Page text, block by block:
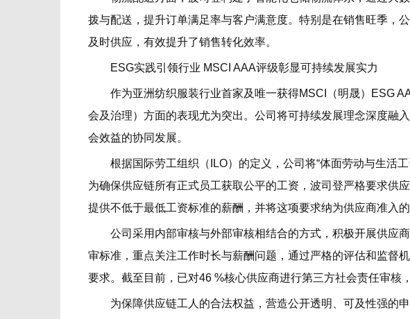
拨与配送，提升订单满足率与客户满意度。特别是在销售旺季，
及时供应，有效提升了销售转化效率。
ESG实践引领行业 MSCI AAA评级彰显可持续发展实力
作为亚洲纺织服装行业首家及唯一获得MSCI（明晟）ESG
会及治理）方面的表现尤为突出。公司将可持续发展理念深度融
会效益的协同发展。
根据国际劳工组织（ILO）的定义，公司将“体面劳动与生活工
为确保供应链所有正式员工获取公平的工资，波司登严格要求供
提供不低于最低工资标准的薪酬，并将这项要求纳为供应商准入的
公司采用内部审核与外部审核相结合的方式，积极开展供应
审标准，重点关注工作时长与薪酬问题，通过严格的评估和监督
要求。截至目前，已对46 %核心供应商进行第三方社会责任审核
为保障供应链工人的合法权益，营造公开透明、可及性强的申